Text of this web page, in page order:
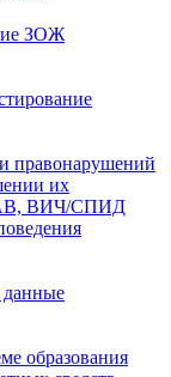
ЗОЖ
правонарушений
их
ВИЧ/СПИД
данные
образования